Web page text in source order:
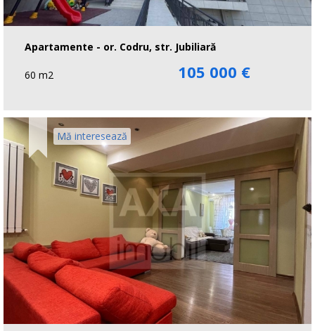
Apartamente - or. Codru, str. Jubiliară
60 m2 105 000 €
Mă interesează